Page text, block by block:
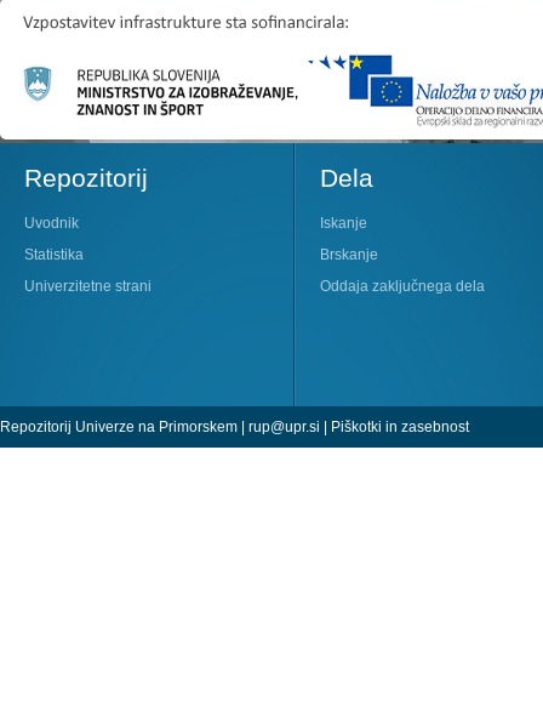
Repozitorij
Uvodnik
Statistika
Univerzitetne strani
Dela
Iskanje
Brskanje
Oddaja zaključnega dela
Repozitorij Univerze na Primorskem | rup@upr.si | Piškotki in zasebnost